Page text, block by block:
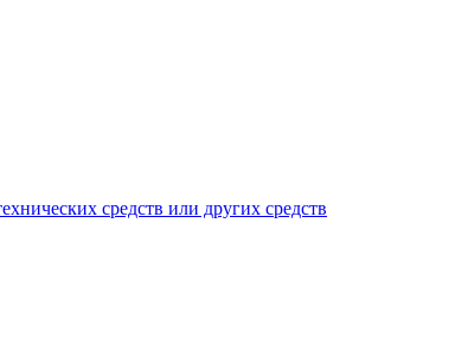
средств или других средств